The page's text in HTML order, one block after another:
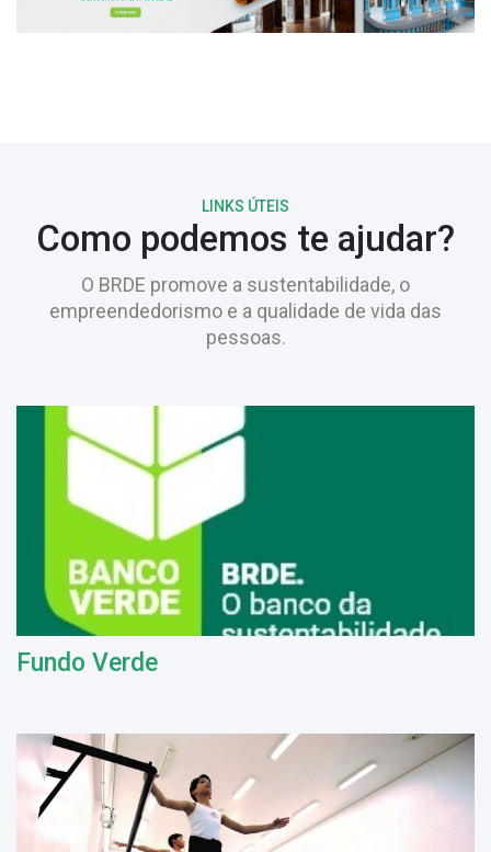
LINKS ÚTEIS
Como podemos te ajudar?
O BRDE promove a sustentabilidade, o
empreendedorismo e a qualidade de vida das
pessoas.
Fundo Verde